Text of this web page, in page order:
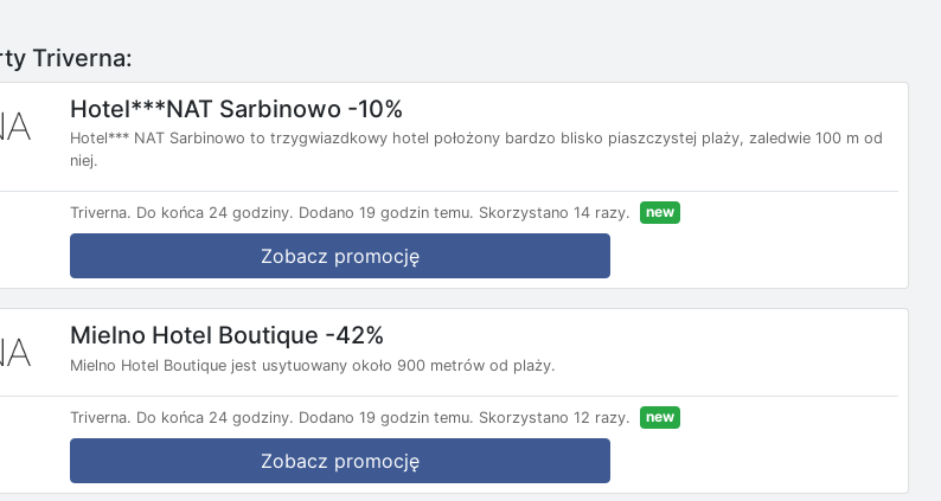
Triverna:
Hotel***NAT Sarbinowo -10%
Hotel*** NAT Sarbinowo to trzygwiazdkowy hotel położony bardzo blisko piaszczystej plaży, zaledwie 100 m od
niej.
Triverna. Do końca 24 godziny. Dodano 19 godzin temu. Skorzystano 14 razy. new
Zobacz promocję
Mielno Hotel Boutique -42%
Mielno Hotel Boutique jest usytuowany około 900 metrów od plaży.
Triverna. Do końca 24 godziny. Dodano 19 godzin temu. Skorzystano 12 razy. new
Zobacz promocję